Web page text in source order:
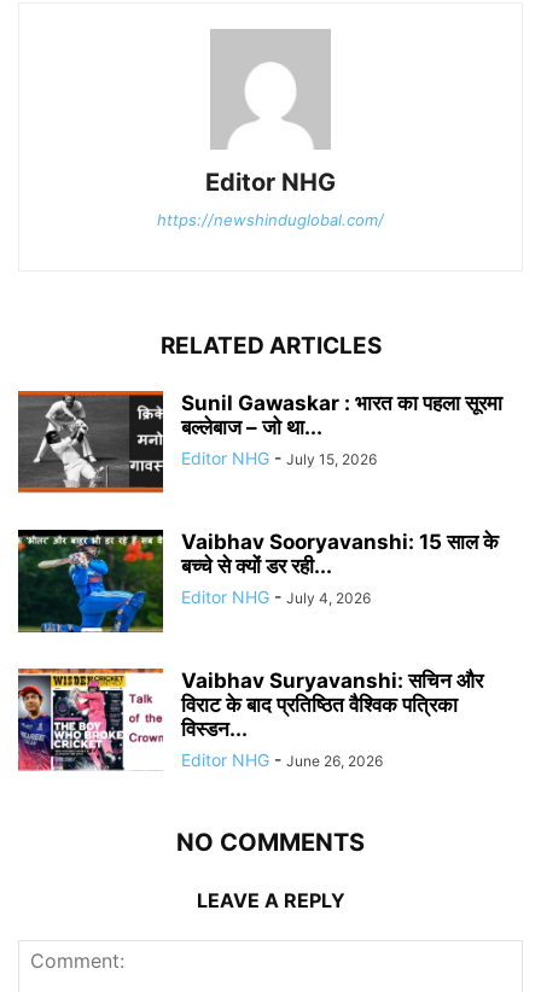
Editor NHG
https://newshinduglobal.com/
RELATED ARTICLES
Sunil Gawaskar : भारत का पहला सूरमा
बल्लेबाज – जो था...
Editor NHG - July 15, 2026
Vaibhav Sooryavanshi: 15 साल के
बच्चे से क्यों डर रही...
Editor NHG - July 4, 2026
Vaibhav Suryavanshi: सचिन और
विराट के बाद प्रतिष्ठित वैश्विक पत्रिका
विस्डन...
Editor NHG - June 26, 2026
NO COMMENTS
LEAVE A REPLY